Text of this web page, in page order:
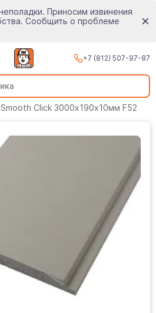
Приносим извинения
Сообщить о проблеме
+7 (812) 507-97-87
Click 3000х190х10мм F52